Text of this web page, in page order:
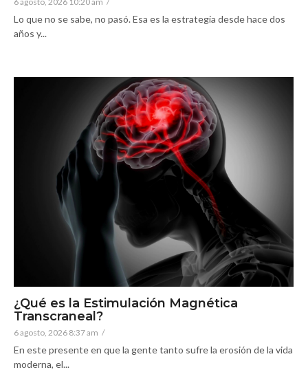
Lo que no se sabe, no pasó. Esa es la estrategia desde hace dos
años y...
¿Qué es la Estimulación Magnética
Transcraneal?
6 agosto, 2026 8:37 am /
En este presente en que la gente tanto sufre la erosión de la vida
moderna, el...